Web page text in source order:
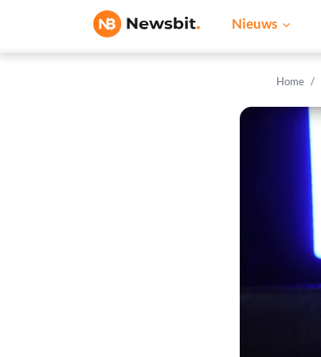
Nieuws
Home